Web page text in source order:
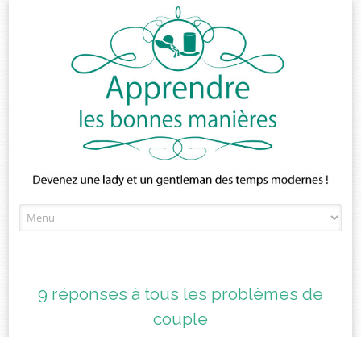
to
9 réponses à tous les problèmes de
couple